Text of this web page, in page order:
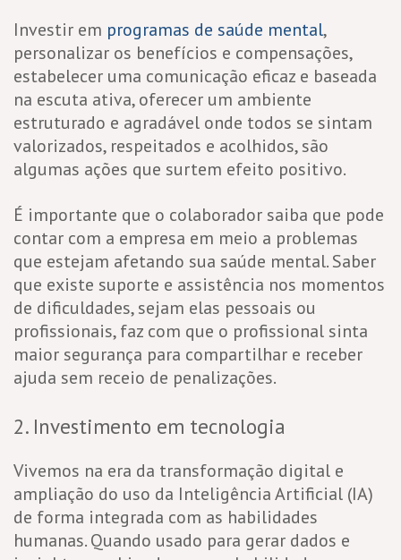
Investir em programas de saúde mental,
personalizar os benefícios e compensações,
estabelecer uma comunicação eficaz e baseada
na escuta ativa, oferecer um ambiente
estruturado e agradável onde todos se sintam
valorizados, respeitados e acolhidos, são
algumas ações que surtem efeito positivo.
É importante que o colaborador saiba que pode
contar com a empresa em meio a problemas
que estejam afetando sua saúde mental. Saber
que existe suporte e assistência nos momentos
de dificuldades, sejam elas pessoais ou
profissionais, faz com que o profissional sinta
maior segurança para compartilhar e receber
ajuda sem receio de penalizações.
2. Investimento em tecnologia
Vivemos na era da transformação digital e
ampliação do uso da Inteligência Artificial (IA)
de forma integrada com as habilidades
humanas. Quando usado para gerar dados e